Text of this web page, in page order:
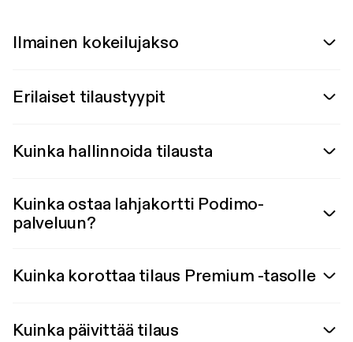
Ilmainen kokeilujakso
Erilaiset tilaustyypit
Kuinka hallinnoida tilausta
Kuinka ostaa lahjakortti Podimo-
palveluun?
Kuinka korottaa tilaus Premium -tasolle
Kuinka päivittää tilaus